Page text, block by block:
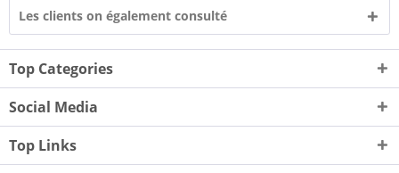
Les clients on également consulté
Top Categories
Social Media
Top Links